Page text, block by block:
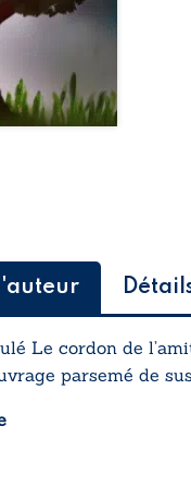
Le cordon de
parsemé de